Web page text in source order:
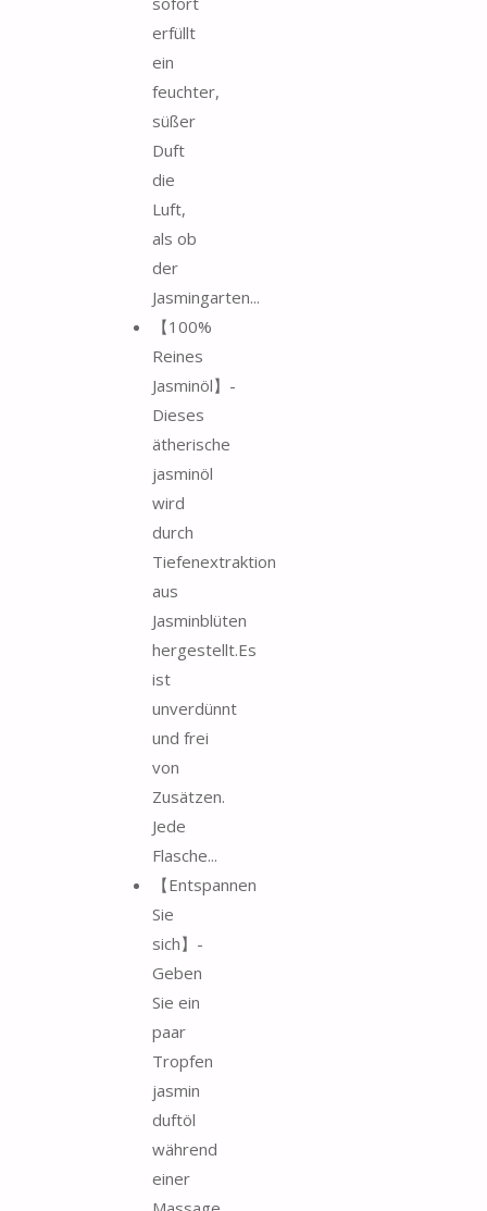
erfüllt
ein
feuchter,
süßer
Duft
die
Luft,
als ob
der
Jasmingarten...
【100%
Reines
Jasminöl】-
Dieses
ätherische
jasminöl
wird
durch
Tiefenextraktion
aus
Jasminblüten
hergestellt.Es
ist
unverdünnt
und frei
von
Zusätzen.
Jede
Flasche...
【Entspannen
Sie
sich】-
Geben
Sie ein
paar
Tropfen
jasmin
duftöl
während
einer